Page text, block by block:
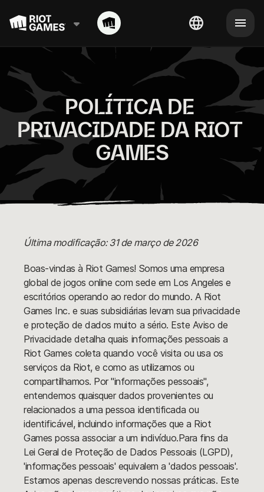
POLÍTICA DE
PRIVACIDADE DA RIOT
GAMES
Última modificação: 31 de março de 2026
Boas-vindas à Riot Games! Somos uma empresa
global de jogos online com sede em Los Angeles e
escritórios operando ao redor do mundo. A Riot
Games Inc. e suas subsidiárias levam sua privacidade
e proteção de dados muito a sério. Este Aviso de
Privacidade detalha quais informações pessoais a
Riot Games coleta quando você visita ou usa os
serviços da Riot, e como as utilizamos ou
compartilhamos. Por "informações pessoais",
entendemos quaisquer dados provenientes ou
relacionados a uma pessoa identificada ou
identificável, incluindo informações que a Riot
Games possa associar a um indivíduo.Para fins da
Lei Geral de Proteção de Dados Pessoais (LGPD),
'informações pessoais' equivalem a 'dados pessoais'.
Estamos apenas descrevendo nossas práticas. Este